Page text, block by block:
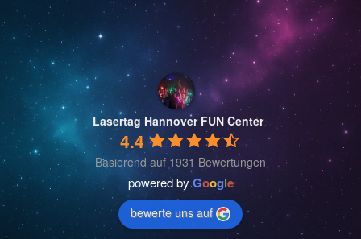
Lasertag Hannover FUN Center
4.4
Basierend auf 1931 Bewertungen
powered byGoogle
bewerte uns auf